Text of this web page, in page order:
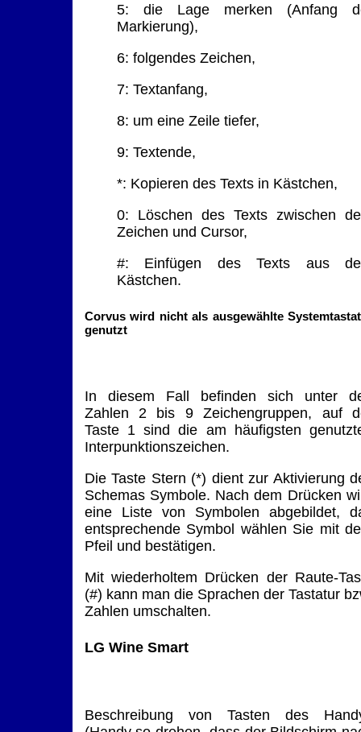
5: die Lage merken (Anfang
Markierung),
6: folgendes Zeichen,
7: Textanfang,
8: um eine Zeile tiefer,
9: Textende,
*: Kopieren des Texts in Kästchen,
0: Löschen des Texts zwischen
Zeichen und Cursor,
#: Einfügen des Texts aus
Kästchen.
Corvus wird nicht als ausgewählte
genutzt
In diesem Fall befinden sich unter
Zahlen 2 bis 9 Zeichengruppen, auf
Taste 1 sind die am häufigsten
Interpunktionszeichen.
Die Taste Stern (*) dient zur Aktivierung
Schemas Symbole. Nach dem Drücken
eine Liste von Symbolen abgebildet,
entsprechende Symbol wählen Sie mit
Pfeil und bestätigen.
Mit wiederholtem Drücken der Raute-
(#) kann man die Sprachen der Tastatur
Zahlen umschalten.
LG Wine Smart
Beschreibung von Tasten des